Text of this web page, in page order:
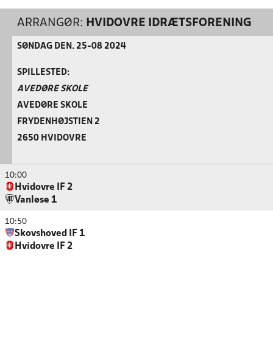
ARRANGØR: HVIDOVRE IDRÆTSFORENING
SØNDAG DEN. 25-08 2024
SPILLESTED:
AVEDØRE SKOLE
AVEDØRE SKOLE
FRYDENHØJSTIEN 2
2650 HVIDOVRE
10:00
Hvidovre IF 2
Vanløse 1
10:50
Skovshoved IF 1
Hvidovre IF 2